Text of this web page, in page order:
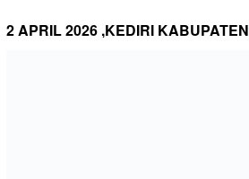
2 APRIL 2026 ,KEDIRI KABUPATEN